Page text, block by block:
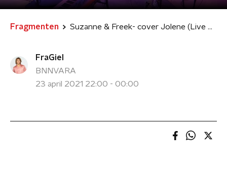
Fragmenten Suzanne & Freek- cover Jolene (Live @ Fragiel)
FraGiel
BNNVARA
23 april 2021 22:00 - 00:00